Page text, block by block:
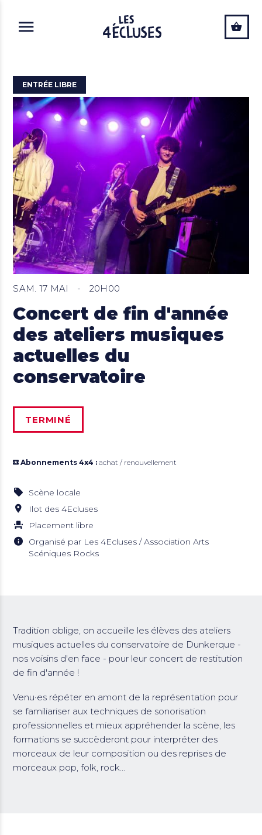
ENTRÉE LIBRE
SAM. 17 MAI - 20H00
Concert de fin d'année
des ateliers musiques
actuelles du
conservatoire
TERMINÉ
Abonnements 4x4 : achat / renouvellement
Scène locale
Ilot des 4Ecluses
Placement libre
Organisé par Les 4Ecluses / Association Arts
Scéniques Rocks
Tradition oblige, on accueille les élèves des ateliers
musiques actuelles du conservatoire de Dunkerque -
nos voisins d'en face - pour leur concert de restitution
de fin d'année !
Venu·es répéter en amont de la représentation pour
se familiariser aux techniques de sonorisation
professionnelles et mieux appréhender la scène, les
formations se succèderont pour interpréter des
morceaux de leur composition ou des reprises de
morceaux pop, folk, rock...